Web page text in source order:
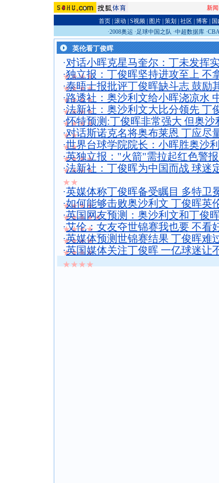
新闻
首页| 滚动 S视频| 图片| 策划 社区 博客|
国
·2008奥运 ·足球中国之队 ·中超数据库·
英伦看丁俊晖
·对话小晖克星马奎尔：丁未发挥
★★★★
·独立报：丁俊晖坚持进攻至上 不
★★★★
·泰晤士报批评丁俊晖缺斗志 鼓励
★★★★
·路透社：奥沙利文给小晖浇凉水
★★★★
·法新社：奥沙利文大比分领先 丁
★★★★
·怀特预测:丁俊晖非常强大 但奥沙
★★
·对话斯诺克名将奥布莱恩 丁应尽
★★
·世界台球学院院长：小晖胜奥沙
★★★★
·英独立报："火箭"需拉起红色警
★★★★
·法新社：丁俊晖为中国而战 球迷
★★
·英媒体称丁俊晖备受瞩目 多特卫
★★★★
·如何能够击败奥沙利文 丁俊晖英
★★★★★
·英国网友预测：奥沙利文和丁俊
★★★★
·艾伦：女友夺世锦赛我也要 不看
★★★★
·英媒体预测世锦赛结果 丁俊晖难
★★★★
·英国媒体关注丁俊晖 一亿球迷让
★★★★